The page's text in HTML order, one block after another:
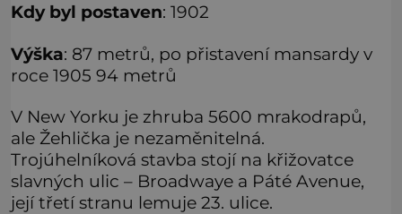
Kdy byl postaven: 1902
Výška: 87 metrů, po přistavení mansardy v
roce 1905 94 metrů
V New Yorku je zhruba 5600 mrakodrapů,
ale Žehlička je nezaměnitelná.
Trojúhelníková stavba stojí na křižovatce
slavných ulic – Broadwaye a Páté Avenue,
její třetí stranu lemuje 23. ulice.